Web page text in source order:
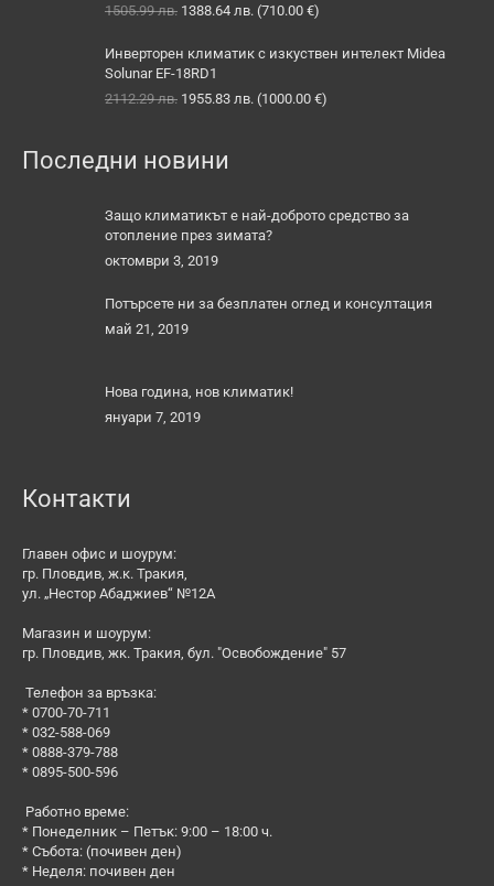
1505.99лв. Original
was:
1505.99 лв..
1388.64 лв. Текущата
е:
(710.00 €)
Инверторен климатик с изкуствен интелект Midea
Solunar EF-18RD1
2112.29лв. Original
2112.29 лв..
1955.83 лв. Текущата
(1000.00 €)
Последни новини
Защо климатикът е най-доброто средство за
отопление през зимата?
октомври 3, 2019
Потърсете ни за безплатен оглед и консултация
май 21, 2019
Нова година, нов климатик!
януари 7, 2019
Контакти
Главен офис и шоурум:
гр. Пловдив, ж.к. Тракия,
ул. „Нестор Абаджиев“ №12А
Магазин и шоурум:
гр. Пловдив, жк. Тракия, бул. "Освобождение" 57
Телефон за връзка:
* 0700-70-711
* 032-588-069
* 0888-379-788
* 0895-500-596
Работно време:
* Понеделник – Петък: 9:00 – 18:00 ч.
* Събота: (почивен ден)
* Неделя: почивен ден